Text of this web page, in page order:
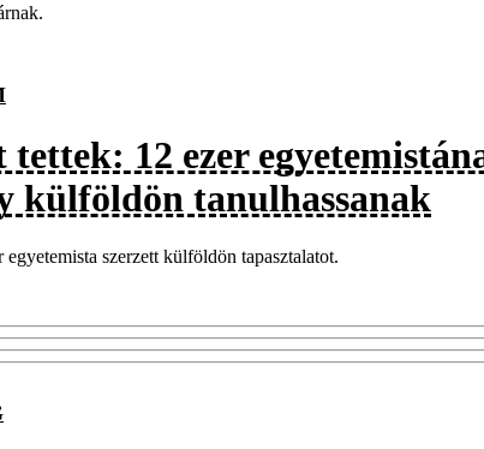
tettek: 12 ezer
külföldön tanulhassanak
egyetemista szerzett külföldön tapasztalatot.